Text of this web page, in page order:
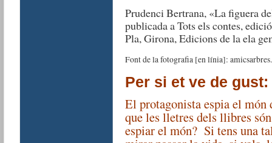
Prudenci Bertrana, «La figuera
publicada a Tots els contes,
Pla, Girona, Edicions de la ela
Font de la fotografia [en línia]:
Per si et ve de gust:
El protagonista espia el món
que les lletres dels llibres
espiar el món? Si tens una